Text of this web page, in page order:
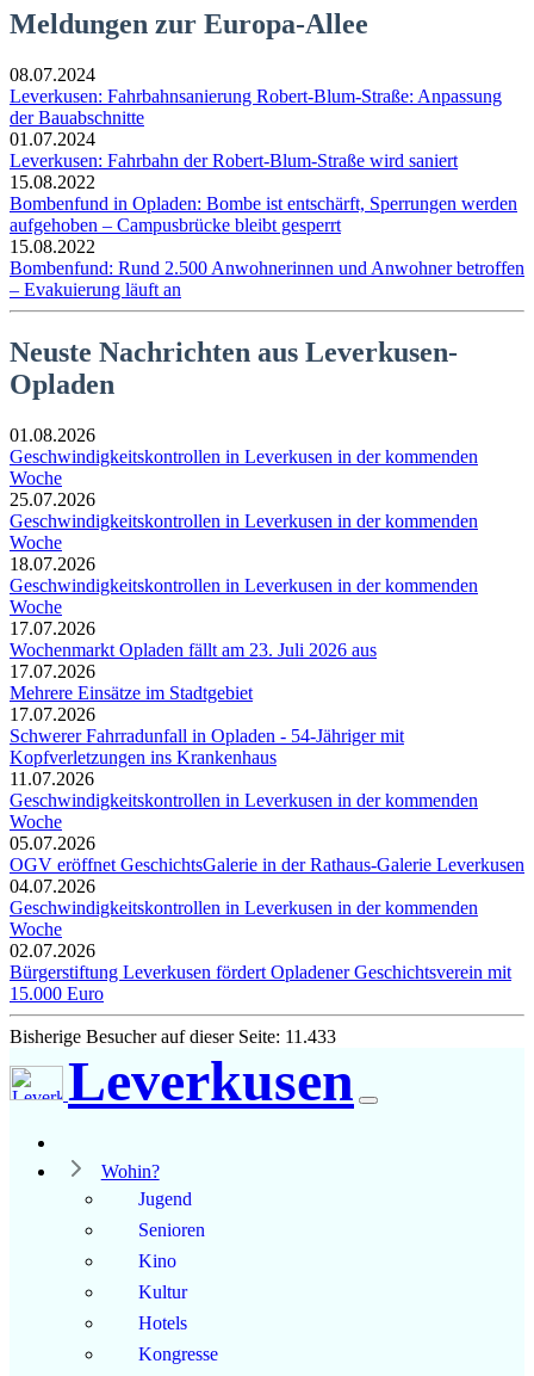
Meldungen zur Europa-Allee
08.07.2024
Leverkusen: Fahrbahnsanierung Robert-Blum-Straße: Anpassung
der Bauabschnitte
01.07.2024
Leverkusen: Fahrbahn der Robert-Blum-Straße wird saniert
15.08.2022
Bombenfund in Opladen: Bombe ist entschärft, Sperrungen werden
aufgehoben – Campusbrücke bleibt gesperrt
15.08.2022
Bombenfund: Rund 2.500 Anwohnerinnen und Anwohner betroffen
– Evakuierung läuft an
Neuste Nachrichten aus Leverkusen-
Opladen
01.08.2026
Geschwindigkeitskontrollen in Leverkusen in der kommenden
Woche
25.07.2026
Geschwindigkeitskontrollen in Leverkusen in der kommenden
Woche
18.07.2026
Geschwindigkeitskontrollen in Leverkusen in der kommenden
Woche
17.07.2026
Wochenmarkt Opladen fällt am 23. Juli 2026 aus
17.07.2026
Mehrere Einsätze im Stadtgebiet
17.07.2026
Schwerer Fahrradunfall in Opladen - 54-Jähriger mit
Kopfverletzungen ins Krankenhaus
11.07.2026
Geschwindigkeitskontrollen in Leverkusen in der kommenden
Woche
05.07.2026
OGV eröffnet GeschichtsGalerie in der Rathaus-Galerie Leverkusen
04.07.2026
Geschwindigkeitskontrollen in Leverkusen in der kommenden
Woche
02.07.2026
Bürgerstiftung Leverkusen fördert Opladener Geschichtsverein mit
15.000 Euro
Bisherige Besucher auf dieser Seite: 11.433
Leverkusen
Wohin?
Jugend
Senioren
Kino
Kultur
Hotels
Kongresse